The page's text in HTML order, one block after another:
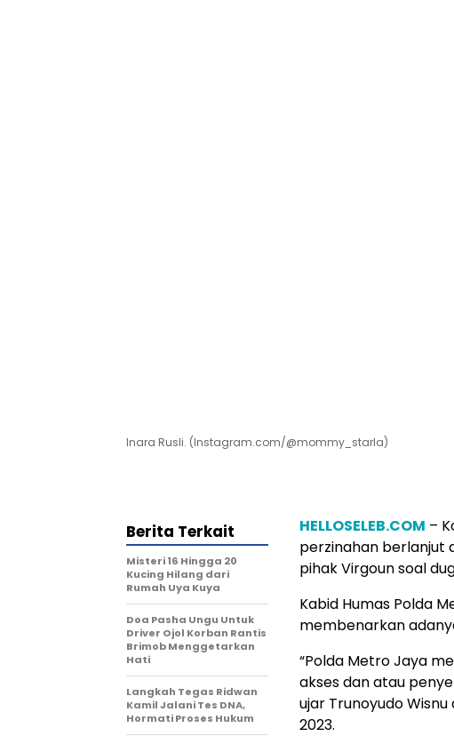
Inara Rusli. (Instagram.com/@mommy_starla)
HELLOSELEB.COM –
perzinahan berlanjut
pihak Virgoun soal
Kabid Humas Polda
membenarkan
“Polda Metro Jaya
akses dan atau
ujar Trunoyudo
2023.
Berita Terkait
Misteri 16 Hingga 20
Kucing Hilang dari
Rumah Uya Kuya
Doa Pasha Ungu Untuk
Driver Ojol Korban Rantis
Brimob Menggetarkan
Hati
Langkah Tegas Ridwan
Kamil Jalani Tes DNA,
Hormati Proses Hukum